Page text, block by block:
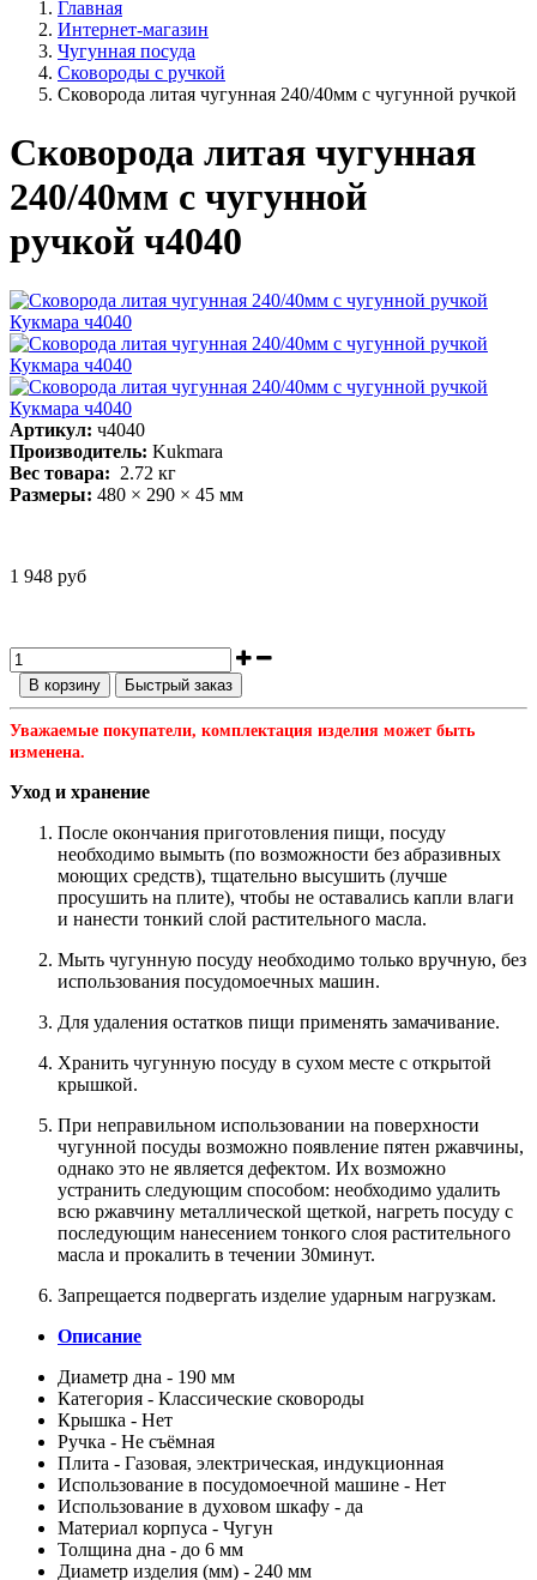
Главная
Интернет-магазин
Чугунная посуда
Сковороды с ручкой
Сковорода литая чугунная 240/40мм с чугунной ручкой
Сковорода литая чугунная
240/40мм с чугунной
ручкой ч4040
Артикул: ч4040
Производитель: Kukmara
Вес товара: 2.72 кг
Размеры: 480 × 290 × 45 мм
1 948 руб
В корзину Быстрый заказ
Уважаемые покупатели, комплектация изделия может быть
изменена.
Уход и хранение
После окончания приготовления пищи, посуду
необходимо вымыть (по возможности без абразивных
моющих средств), тщательно высушить (лучше
просушить на плите), чтобы не оставались капли влаги
и нанести тонкий слой растительного масла.
Мыть чугунную посуду необходимо только вручную, без
использования посудомоечных машин.
Для удаления остатков пищи применять замачивание.
Хранить чугунную посуду в сухом месте с открытой
крышкой.
При неправильном использовании на поверхности
чугунной посуды возможно появление пятен ржавчины,
однако это не является дефектом. Их возможно
устранить следующим способом: необходимо удалить
всю ржавчину металлической щеткой, нагреть посуду с
последующим нанесением тонкого слоя растительного
масла и прокалить в течении 30минут.
Запрещается подвергать изделие ударным нагрузкам.
Описание
Диаметр дна - 190 мм
Категория - Классические сковороды
Крышка - Нет
Ручка - Не съёмная
Плита - Газовая, электрическая, индукционная
Использование в посудомоечной машине - Нет
Использование в духовом шкафу - да
Материал корпуса - Чугун
Толщина дна - до 6 мм
Диаметр изделия (мм) - 240 мм